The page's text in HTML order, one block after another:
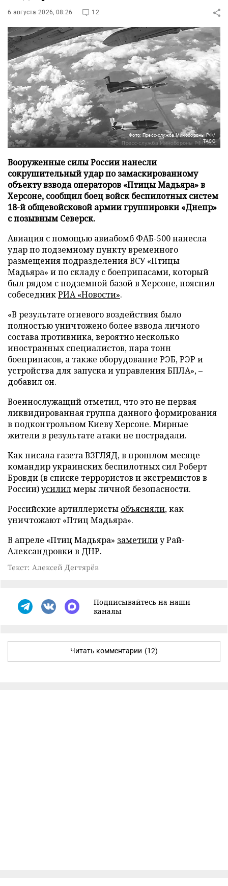
6 августа 2026, 08:26 12
Фото: Пресс-служба Минобороны РФ/
ТАСС
Вооруженные силы России нанесли
сокрушительный удар по замаскированному
объекту взвода операторов «Птицы Мадьяра» в
Херсоне, сообщил боец войск беспилотных систем
18-й общевойсковой армии группировки «Днепр»
с позывным Северск.
Авиация с помощью авиабомб ФАБ-500 нанесла
удар по подземному пункту временного
размещения подразделения ВСУ «Птицы
Мадьяра» и по складу с боеприпасами, который
был рядом с подземной базой в Херсоне, пояснил
собеседникРИА «Новости».
«В результате огневого воздействия было
полностью уничтожено более взвода личного
состава противника, вероятно несколько
иностранных специалистов, пара тонн
боеприпасов, а также оборудование РЭБ, РЭР и
устройства для запуска и управления БПЛА», –
добавил он.
Военнослужащий отметил, что это не первая
ликвидированная группа данного формирования
в подконтрольном Киеву Херсоне. Мирные
жители в результате атаки не пострадали.
Как писала газета ВЗГЛЯД, в прошлом месяце
командир украинских беспилотных сил Роберт
Бровди (в списке террористов и экстремистов в
России)усилилмеры личной безопасности.
Российские артиллеристы объясняли, как
уничтожают «Птиц Мадьяра».
В апреле «Птиц Мадьяра» заметилиу Рай-
Александровки в ДНР.
Текст: Алексей Дегтярёв
Подписывайтесь на наши
каналы
Читать комментарии (12)